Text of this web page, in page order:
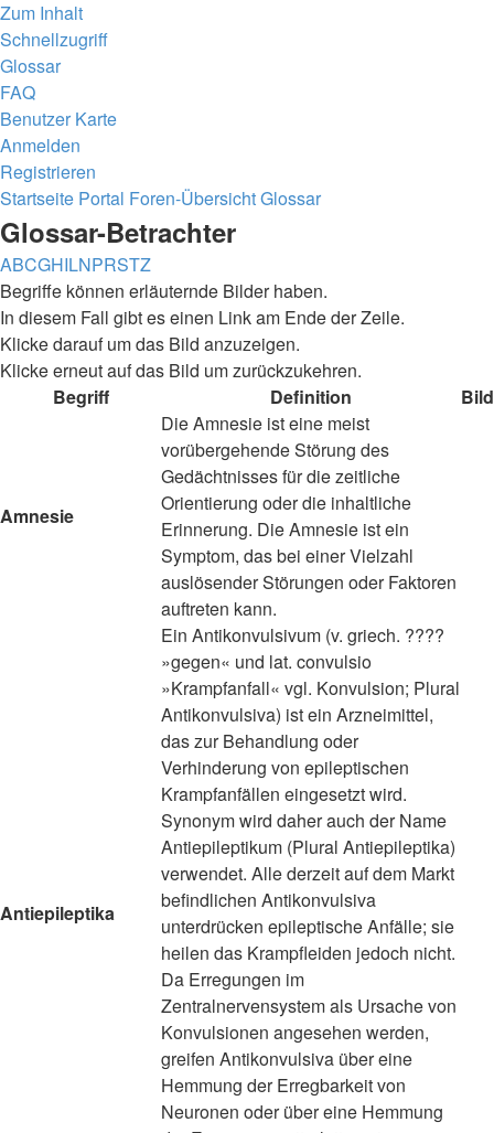
Zum Inhalt
Schnellzugriff
Glossar
FAQ
Benutzer Karte
Anmelden
Registrieren
Startseite Portal Foren-ÜbersichtGlossar
Glossar-Betrachter
ABCGHILNPRSTZ
Begriffe können erläuternde Bilder haben.
In diesem Fall gibt es einen Link am Ende der Zeile.
Klicke darauf um das Bild anzuzeigen.
Klicke erneut auf das Bild um zurückzukehren.
Begriff
Definition Bild
Amnesie
Die Amnesie ist eine meist
vorübergehende Störung des
Gedächtnisses für die zeitliche
Orientierung oder die inhaltliche
Erinnerung. Die Amnesie ist ein
Symptom, das bei einer Vielzahl
auslösender Störungen oder Faktoren
auftreten kann.
Antiepileptika
Ein Antikonvulsivum (v. griech. ????
»gegen« und lat. convulsio
»Krampfanfall« vgl. Konvulsion; Plural
Antikonvulsiva) ist ein Arzneimittel,
das zur Behandlung oder
Verhinderung von epileptischen
Krampfanfällen eingesetzt wird.
Synonym wird daher auch der Name
Antiepileptikum (Plural Antiepileptika)
verwendet. Alle derzeit auf dem Markt
befindlichen Antikonvulsiva
unterdrücken epileptische Anfälle; sie
heilen das Krampfleiden jedoch nicht.
Da Erregungen im
Zentralnervensystem als Ursache von
Konvulsionen angesehen werden,
greifen Antikonvulsiva über eine
Hemmung der Erregbarkeit von
Neuronen oder über eine Hemmung